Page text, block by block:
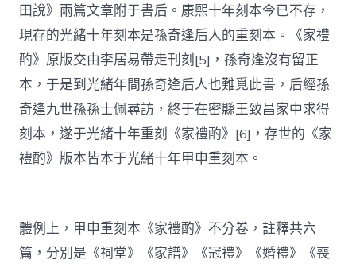
田說》兩篇文章附于書后。康熙十年刻本今已不存，
現存的光緒十年刻本是孫奇逢后人的重刻本。《家禮
酌》原版交由李居易帶走刊刻[5]，孫奇逢沒有留正
本，于是到光緒年間孫奇逢后人也難覓此書，后經孫
奇逢九世孫孫士佩尋訪，終于在密縣王致昌家中求得
刻本，遂于光緒十年重刻《家禮酌》[6]，存世的《家
禮酌》版本皆本于光緒十年甲申重刻本。
體例上，甲申重刻本《家禮酌》不分卷，註釋共六
篇，分別是《祠堂》《家譜》《冠禮》《婚禮》《喪